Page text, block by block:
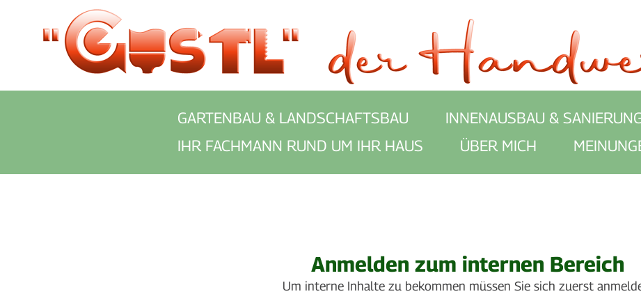
GARTENBAU & LANDSCHAFTSBAU
INNENAUSBAU &
IHR FACHMANN RUND UM IHR HAUS
ÜBER MICH
Anmelden zum internen Bereich
Um interne Inhalte zu bekommen müssen Sie sich zuerst